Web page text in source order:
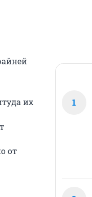
их
от
1